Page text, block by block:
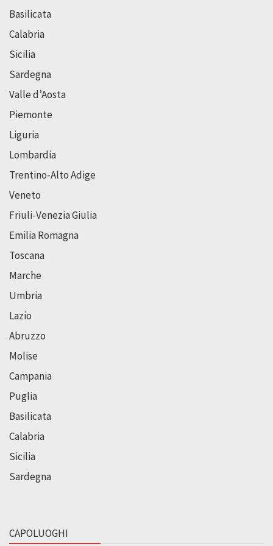
Basilicata
Calabria
Sicilia
Sardegna
Valle d’Aosta
Piemonte
Liguria
Lombardia
Trentino-Alto Adige
Veneto
Friuli-Venezia Giulia
Emilia Romagna
Toscana
Marche
Umbria
Lazio
Abruzzo
Molise
Campania
Puglia
Basilicata
Calabria
Sicilia
Sardegna
CAPOLUOGHI